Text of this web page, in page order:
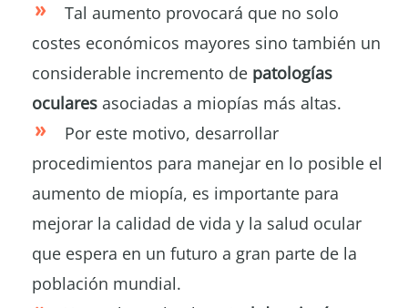
Tal aumento provocará que no solo
costes económicos mayores sino también un
considerable incremento de patologías
oculares asociadas a miopías más altas.
Por este motivo, desarrollar
procedimientos para manejar en lo posible el
aumento de miopía, es importante para
mejorar la calidad de vida y la salud ocular
que espera en un futuro a gran parte de la
población mundial.